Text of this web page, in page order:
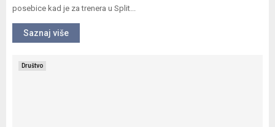
posebice kad je za trenera u Split...
Saznaj više
Društvo